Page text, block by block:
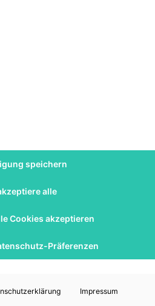
Energieverbrauch
besser. Jeder
spart nicht nur
aus Glas
gekennzeichnet
aus Plastik eine
und nützlicher, um
wachsartige
Naturkosmetik kommt
für die Körperhygiene
Für Peelings
speichern
alle
Cookies akzeptieren
Präferenzen
Impressum